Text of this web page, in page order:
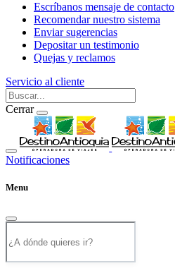
Escríbanos mensaje de contacto
Recomendar nuestro sistema
Enviar sugerencias
Depositar un testimonio
Quejas y reclamos
Servicio al cliente
Cerrar
Notificaciones
Menu